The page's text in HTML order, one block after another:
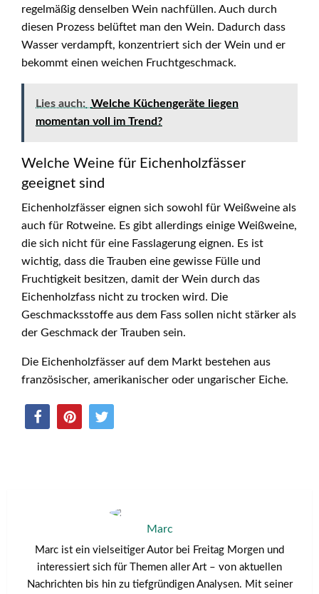
regelmäßig denselben Wein nachfüllen. Auch durch
diesen Prozess belüftet man den Wein. Dadurch dass
Wasser verdampft, konzentriert sich der Wein und er
bekommt einen weichen Fruchtgeschmack.
Lies auch: Welche Küchengeräte liegen
momentan voll im Trend?
Welche Weine für Eichenholzfässer
geeignet sind
Eichenholzfässer eignen sich sowohl für Weißweine als
auch für Rotweine. Es gibt allerdings einige Weißweine,
die sich nicht für eine Fasslagerung eignen. Es ist
wichtig, dass die Trauben eine gewisse Fülle und
Fruchtigkeit besitzen, damit der Wein durch das
Eichenholzfass nicht zu trocken wird. Die
Geschmacksstoffe aus dem Fass sollen nicht stärker als
der Geschmack der Trauben sein.
Die Eichenholzfässer auf dem Markt bestehen aus
französischer, amerikanischer oder ungarischer Eiche.
Marc
Marc ist ein vielseitiger Autor bei Freitag Morgen und
interessiert sich für Themen aller Art – von aktuellen
Nachrichten bis hin zu tiefgründigen Analysen. Mit seiner